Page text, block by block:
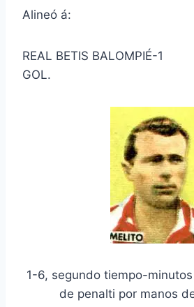
Alineó á:
REAL BETIS BALOMPIÉ-1
GOL.
1-6, segundo tiempo-
de penalti por manos